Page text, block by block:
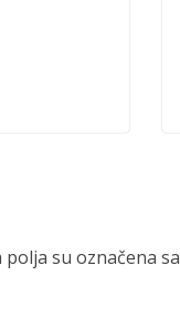
su označena sa